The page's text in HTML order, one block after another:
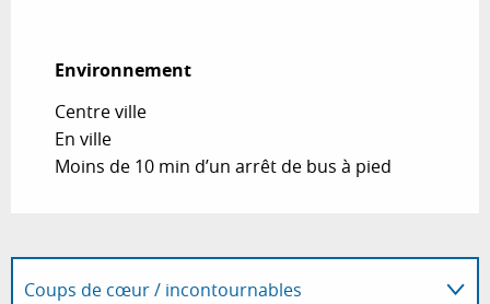
Environnement
Environnement
Centre ville
En ville
Moins de 10 min d’un arrêt de bus à pied
Coups de cœur / incontournables